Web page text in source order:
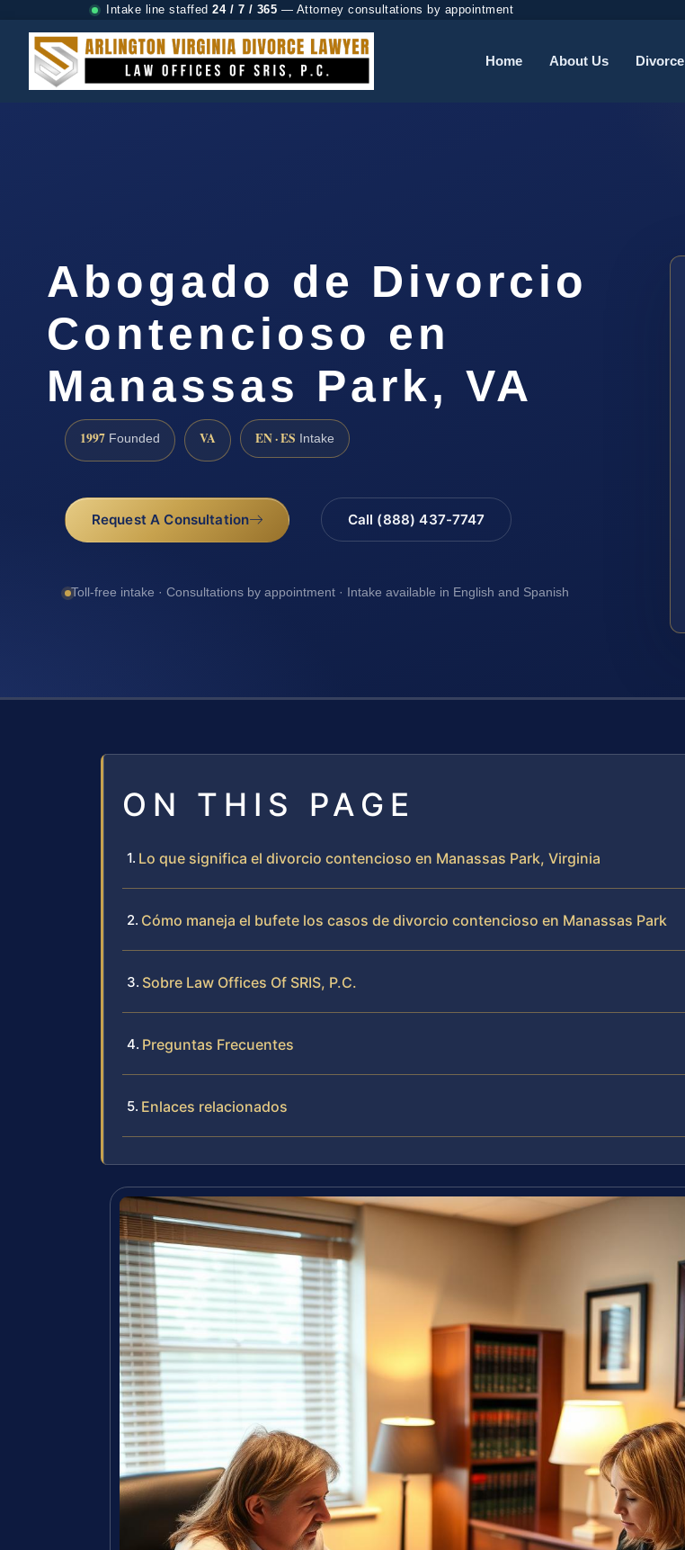
Intake line staffed 24 / 7 / 365 — Attorney consultations by appointment
Home About Us Divorce
Abogado de Divorcio
Contencioso en
Manassas Park, VA
1997 Founded VA EN · ES Intake
Request A Consultation Call (888) 437-7747
Toll-free intake · Consultations by appointment · Intake available in English and Spanish
ON THIS PAGE
Lo que significa el divorcio contencioso en Manassas Park, Virginia
Cómo maneja el bufete los casos de divorcio contencioso en Manassas Park
Sobre Law Offices Of SRIS, P.C.
Preguntas Frecuentes
Enlaces relacionados